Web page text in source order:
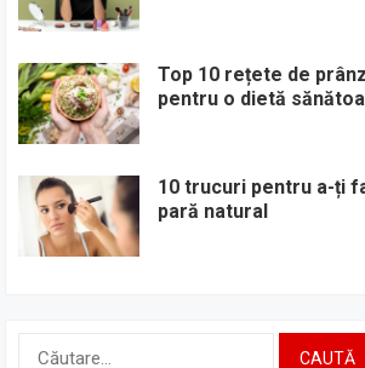
Top 10 rețete de
pentru o dietă
10 trucuri pentru a-ți
pară natural